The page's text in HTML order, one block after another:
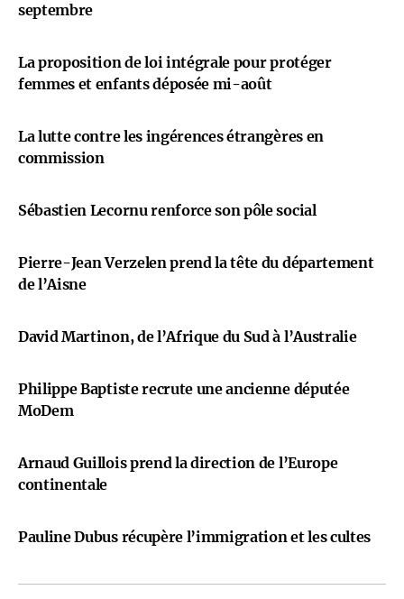
septembre
La proposition de loi intégrale pour protéger
femmes et enfants déposée mi-août
La lutte contre les ingérences étrangères en
commission
Sébastien Lecornu renforce son pôle social
Pierre-Jean Verzelen prend la tête du département
de l’Aisne
David Martinon, de l’Afrique du Sud à l’Australie
Philippe Baptiste recrute une ancienne députée
MoDem
Arnaud Guillois prend la direction de l’Europe
continentale
Pauline Dubus récupère l’immigration et les cultes